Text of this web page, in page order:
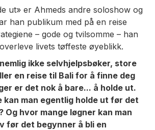
ut» er Ahmeds andre soloshow og
han publikum med på en reise
– gode og tvilsomme – han
livets tøffeste øyeblikk.
ikke selvhjelpsbøker, store
en reise til Bali for å finne deg
er det nok å bare... å holde ut.
kan man egentlig holde ut før det
Og hvor mange løgner kan man
før det begynner å bli en